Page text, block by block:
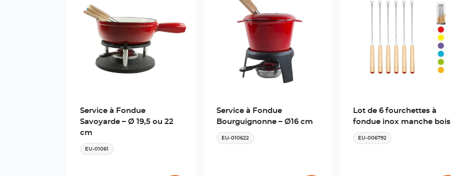
Service à Fondue
Savoyarde – Ø 19,5 ou 22
cm
EU-01061
Service à Fondue
Bourguignonne – Ø16 cm
EU-010622
Lot de 6 fourchettes à
fondue inox manche bois
EU-006792